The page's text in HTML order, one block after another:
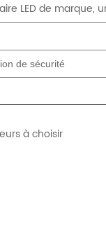
LED de marque,
de sécurité
à choisir